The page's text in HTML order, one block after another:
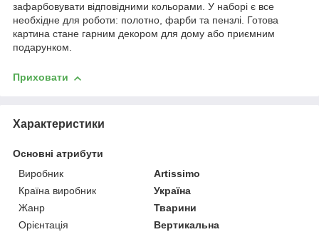
зафарбовувати відповідними кольорами. У наборі є все
необхідне для роботи: полотно, фарби та пензлі. Готова
картина стане гарним декором для дому або приємним
подарунком.
Приховати
Характеристики
Основні атрибути
Виробник
Artissimo
Країна виробник
Україна
Жанр
Тварини
Орієнтація
Вертикальна